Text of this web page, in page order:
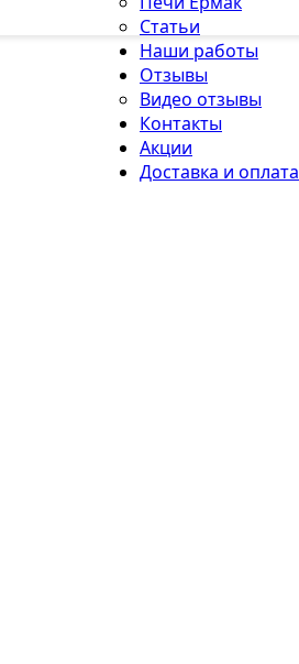
Статьи
Наши работы
Отзывы
Видео отзывы
Контакты
Акции
Доставка и оплата